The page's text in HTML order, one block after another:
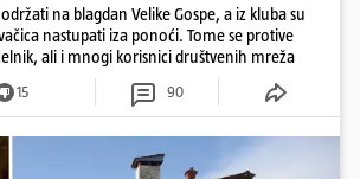
na blagdan Velike Gospe, a iz kluba su
nastupati iza ponoći. Tome se protive
ali i mnogi korisnici društvenih mreža
15 90